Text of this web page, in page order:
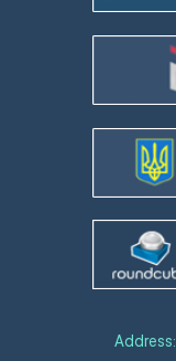
Address: